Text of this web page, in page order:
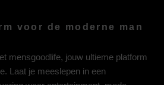
voor de moderne man
mensgoodlife, jouw ultieme platform
Laat je meeslepen in een